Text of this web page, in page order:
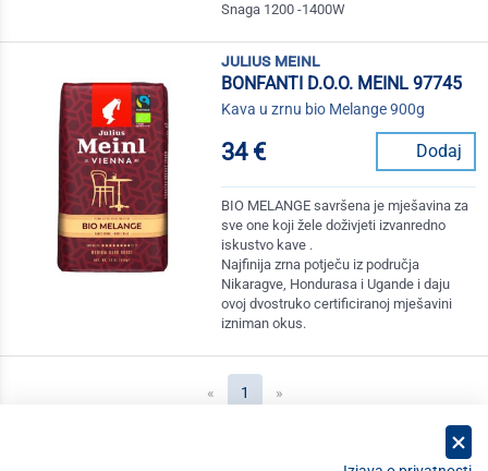
Snaga 1200 -1400W
julius meinl
BONFANTI D.O.O. MEINL 97745
Kava u zrnu bio Melange 900g
34 € Dodaj
BIO MELANGE savršena je mješavina za
sve one koji žele doživjeti izvanredno
iskustvo kave .
Najfinija zrna potječu iz područja
Nikaragve, Hondurasa i Ugande i daju
ovoj dvostruko certificiranoj mješavini
izniman okus.
« 1 (current)
»